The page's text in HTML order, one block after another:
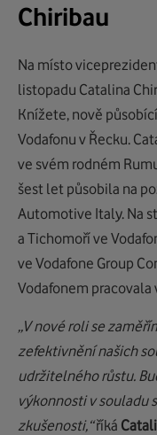
Chiribau
Na místo
listopadu Catalina
Knížete, nově
Vodafonu v Řecku.
ve svém rodném
šest let působila na
Automotive Italy. Na
a Tichomoří ve
ve Vodafone Group
Vodafonem pracovala
„V nové roli se
zefektivnění našich
udržitelného růstu.
výkonnosti v souladu
zkušenosti,“říká